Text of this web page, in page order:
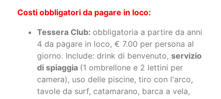
Costi obbligatori da pagare in loco:
Tessera Club: obbligatoria a partire da anni
4 da pagare in loco, € 7.00 per persona al
giorno. Include: drink di benvenuto, servizio
di spiaggia (1 ombrellone e 2 lettini per
camera), uso delle piscine, tiro con l'arco,
tavole da surf, catamarano, barca a vela,